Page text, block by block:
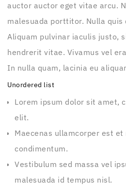
auctor auctor eget vitae arcu.
malesuada porttitor. Nulla quis
Aliquam pulvinar iaculis justo,
hendrerit vitae. Vivamus vel
In nulla quam, lacinia eu
Unordered list
Lorem ipsum dolor sit amet,
elit.
Maecenas ullamcorper est
condimentum.
Vestibulum sed massa vel
malesuada id tempus nisl.